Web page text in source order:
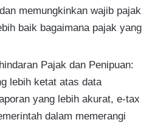
memungkinkan wajib pajak
baik bagaimana pajak yang
Pajak dan Penipuan:
lebih ketat atas data
yang lebih akurat, e-tax
dalam memerangi